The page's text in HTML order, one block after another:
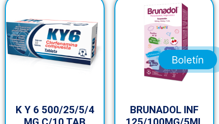
K Y 6 500/25/5/4
BRUNADOL INF
Boletín